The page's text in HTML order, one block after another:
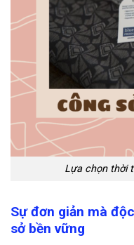
Lựa chọn thời
Sự đơn giản mà
sở bền vững